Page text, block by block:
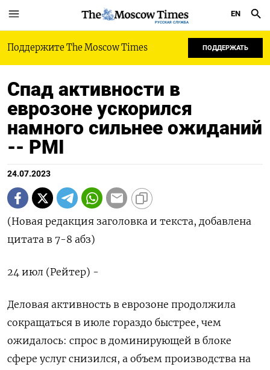
РУССКАЯ СЛУЖБА
EN
Поддержите The Moscow Times ПОДДЕРЖАТЬ
Спад активности в
еврозоне ускорился
намного сильнее ожиданий
-- PMI
24.07.2023
(Новая редакция заголовка и текста, добавлена
цитата в 7-8 абз)
24 июл (Рейтер) -
Деловая активность в еврозоне продолжила
сокращаться в июле гораздо быстрее, чем
ожидалось: спрос в доминирующей в блоке
сфере услуг снизился, а объем производства на